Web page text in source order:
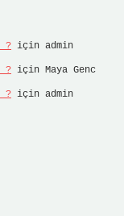
? için admin
? için Maya Genc
? için admin